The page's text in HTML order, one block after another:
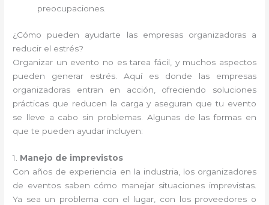
preocupaciones.
¿Cómo pueden ayudarte las empresas organizadoras a
reducir el estrés?
Organizar un evento no es tarea fácil, y muchos aspectos
pueden generar estrés. Aquí es donde las empresas
organizadoras entran en acción, ofreciendo soluciones
prácticas que reducen la carga y aseguran que tu evento
se lleve a cabo sin problemas. Algunas de las formas en
que te pueden ayudar incluyen:
1. Manejo de imprevistos
Con años de experiencia en la industria, los organizadores
de eventos saben cómo manejar situaciones imprevistas.
Ya sea un problema con el lugar, con los proveedores o